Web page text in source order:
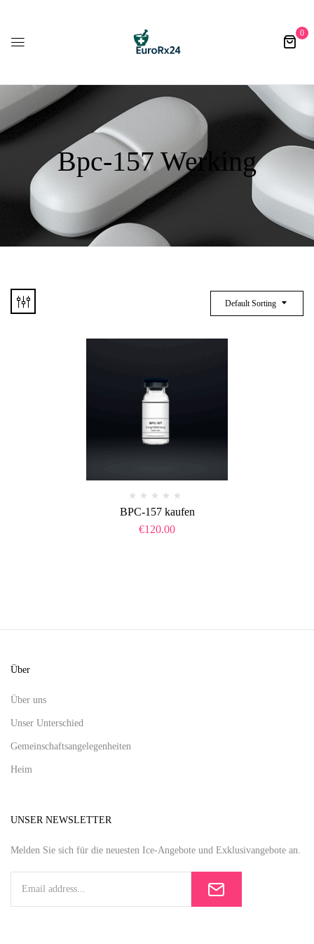
0
Bpc-157 Werking
Default Sorting
BPC-157 kaufen
€120.00
Über
Über uns
Unser Unterschied
Gemeinschaftsangelegenheiten
Heim
UNSER NEWSLETTER
Melden Sie sich für die neuesten Ice-Angebote und Exklusivangebote an.